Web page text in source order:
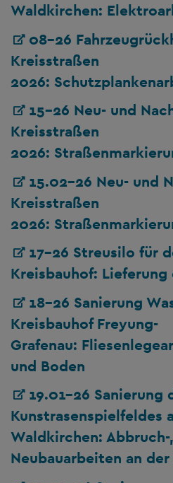
Waldkirchen:
08-26
Kreisstraßen
2026:
15-26 Neu- und
Kreisstraßen
2026:
15.02-26 Neu- und
Kreisstraßen
2026:
17-26 Streusilo für
Kreisbauhof: Lieferung
18-26 Sanierung
Kreisbauhof Freyung-
Grafenau:
und Boden
19.01-26 Sanierung
Kunstrasenspielfeldes
Waldkirchen: Abbruch-
Neubauarbeiten an der